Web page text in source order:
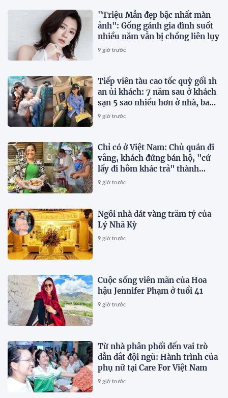
"Triệu Mẫn đẹp bậc nhất màn
ảnh": Gồng gánh gia đình suốt
nhiều năm vẫn bị chồng liên lụy
9 giờ trước
Tiếp viên tàu cao tốc quỳ gối 1h
an ủi khách: 7 năm sau ở khách
sạn 5 sao nhiều hơn ở nhà, bay
hạng thương gia
9 giờ trước
Chỉ có ở Việt Nam: Chủ quán đi
vắng, khách đứng bán hộ, "cứ
lấy đi hôm khác trả" thành
chuyện thường ngày
9 giờ trước
Ngôi nhà dát vàng trăm tỷ của
Lý Nhã Kỳ
9 giờ trước
Cuộc sống viên mãn của Hoa
hậu Jennifer Phạm ở tuổi 41
9 giờ trước
Từ nhà phân phối đến vai trò
dẫn dắt đội ngũ: Hành trình của
phụ nữ tại Care For Việt Nam
9 giờ trước